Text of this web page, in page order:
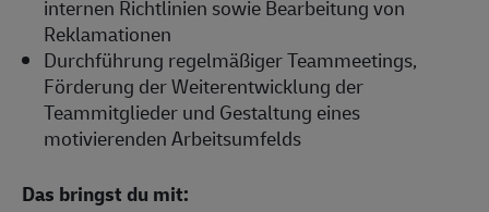
internen Richtlinien sowie Bearbeitung von
Reklamationen
Durchführung regelmäßiger Teammeetings,
Förderung der Weiterentwicklung der
Teammitglieder und Gestaltung eines
motivierenden Arbeitsumfelds
Das bringst du mit: